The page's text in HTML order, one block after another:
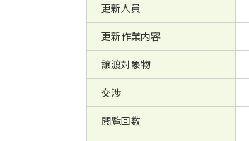
更新人員
更新作業内容
譲渡対象物
交渉
閲覧回数